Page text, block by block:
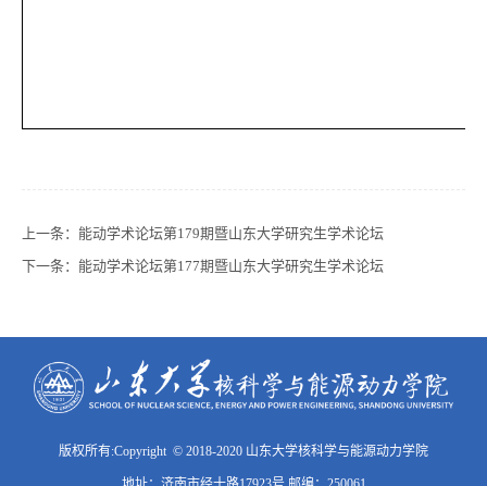
上一条： 能动学术论坛第179期暨山东大学研究生学术论坛
下一条： 能动学术论坛第177期暨山东大学研究生学术论坛
版权所有:Copyright © 2018-2020 山东大学核科学与能源动力学院